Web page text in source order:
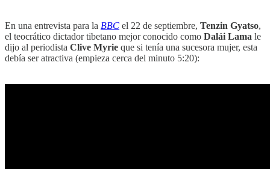
En una entrevista para la BBC el 22 de septiembre, Tenzin Gyatso,
el teocrático dictador tibetano mejor conocido como Dalái Lama le
dijo al periodista Clive Myrie que si tenía una sucesora mujer, esta
debía ser atractiva (empieza cerca del minuto 5:20):